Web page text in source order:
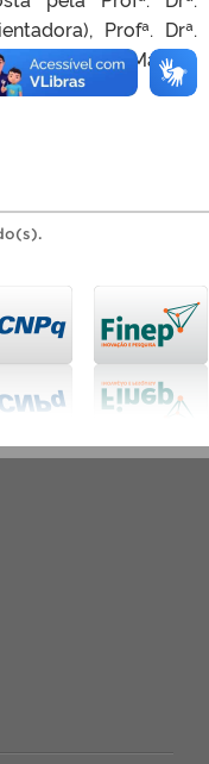
Profª. Drª.
Vânia Alves Martins